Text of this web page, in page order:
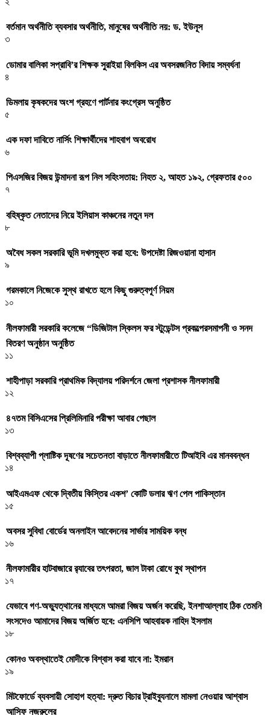
বর্তমান অর্থনীতি ব্যবসার অর্থনীতি, মানুষের অর্থনীতি নয়: ড. ইউনূস
৩
ডোমার বালিকা সপ্রাবি’র শিক্ষক সুরাইয়া বিলকিস এর অবসরজনিত বিদায় সম্বর্ধনা
৪
ডিমলায় কৃষকদের অংশ গ্রহণে পার্টনার কংগ্রেস অনুষ্ঠিত
৫
এক দফা দাবিতে নার্সিং শিক্ষার্থীদের শাহবাগ অবরোধ
৬
পিএসজির বিজয় উন্মাদনা রূপ নিল সহিংসতায়: নিহত ২, আহত ১৯২, গ্রেফতার ৫০০
৭
বহিষ্কৃত নেতাদের নিয়ে ইলিয়াস কাঞ্চনের নতুন দল
৮
অবৈধ সকল সরকারি ভূমি দখলমুক্ত করা হবে: উপদেষ্টা রিজওয়ানা হাসান
৯
গরমকালে নিজেকে সুস্থ রাখতে হলে কিছু গুরুত্বপূর্ণ নিয়ম
১০
নীলফামারী সরকারি কলেজে “ডিজিটাল স্কিলস ফর স্টুডেন্টস প্রকল্পেরসমাপনী ও সনদ
বিতরণ অনুষ্ঠান অনুষ্ঠিত
১১
শাহীপাড়া সরকারি প্রাথমিক বিদ্যালয় পরিদর্শনে জেলা প্রশাসক নীলফামারী
১২
৪৭তম বিসিএসের প্রিলিমিনারি পরীক্ষা আবার পেছাল
১৩
বিশ্বব্যাপী প্লাষ্টিক দূষণের সচেতনতা বাড়াতে নীলফামারীতে টিআইবি এর মানববন্ধন
১৪
আইএমএফ থেকে দ্বিতীয় কিস্তির একশ’ কোটি ডলার ঋণ পেল পাকিস্তান
১৫
অবসর সুবিধা বোর্ডের অনলাইন আবেদনের সার্ভার সাময়িক বন্ধ
১৬
নীলফামারীর হাটবাজারে র‌্যাবের তৎপরতা, জাল টাকা রোধে বুথ স্থাপন
১৭
যেভাবে গণ-অভ্যুত্থানের মাধ্যমে আমরা বিজয় অর্জন করেছি, ইনশাআল্লাহ ঠিক তেমনি
সংসদেও আমাদের বিজয় অর্জিত হবে: এনসিপি আহবায়ক নাহিদ ইসলাম
১৮
কোনও অবস্থাতেই মোদীকে বিশ্বাস করা যাবে না: ইমরান
১৯
মিটফোর্ডে ব্যবসায়ী সোহাগ হত্যা: দ্রুত বিচার ট্রাইব্যুনালে মামলা নেওয়ার আশ্বাস
আসিফ নজরুলের